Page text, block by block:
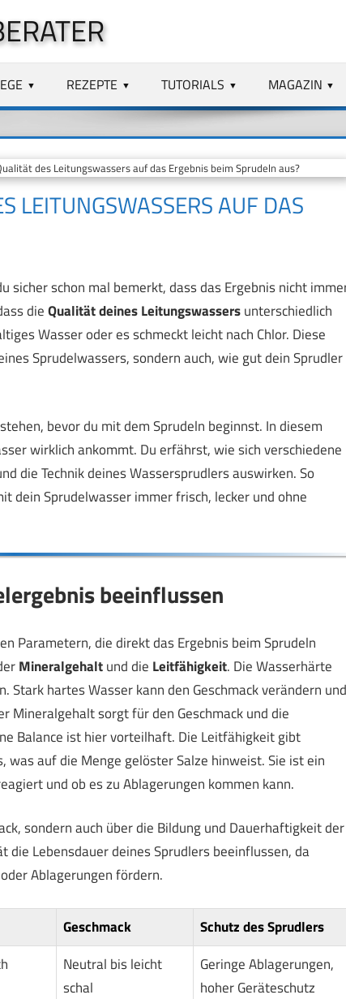
REZEPTE TUTORIALS MAGAZIN
des Leitungswassers auf das Ergebnis beim Sprudeln aus?
LEITUNGSWASSERS AUF DAS
sicher schon mal bemerkt, dass das Ergebnis nicht
dieQualität deines Leitungswassersunterschiedlich
Wasser oder es schmeckt leicht nach Chlor. Diese
Sprudelwassers, sondern auch, wie gut dein Sprudler
bevor du mit dem Sprudeln beginnst. In diesem
wirklich ankommt. Du erfährst, wie sich verschiedene
die Technik deines Wassersprudlers auswirken. So
dein Sprudelwasser immer frisch, lecker und ohne
beeinflussen
Parametern, die direkt das Ergebnis beim Sprudeln
Mineralgehaltund die Leitfähigkeit. Die Wasserhärte
Stark hartes Wasser kann den Geschmack verändern und
Mineralgehalt sorgt für den Geschmack und die
Balance ist hier vorteilhaft. Die Leitfähigkeit gibt
auf die Menge gelöster Salze hinweist. Sie ist ein
und ob es zu Ablagerungen kommen kann.
sondern auch über die Bildung und Dauerhaftigkeit der
die Lebensdauer deines Sprudlers beeinflussen, da
Ablagerungen fördern.
Geschmack
Schutz des Sprudlers
Neutral bis leicht
schal
Geringe Ablagerungen,
hoher Geräteschutz